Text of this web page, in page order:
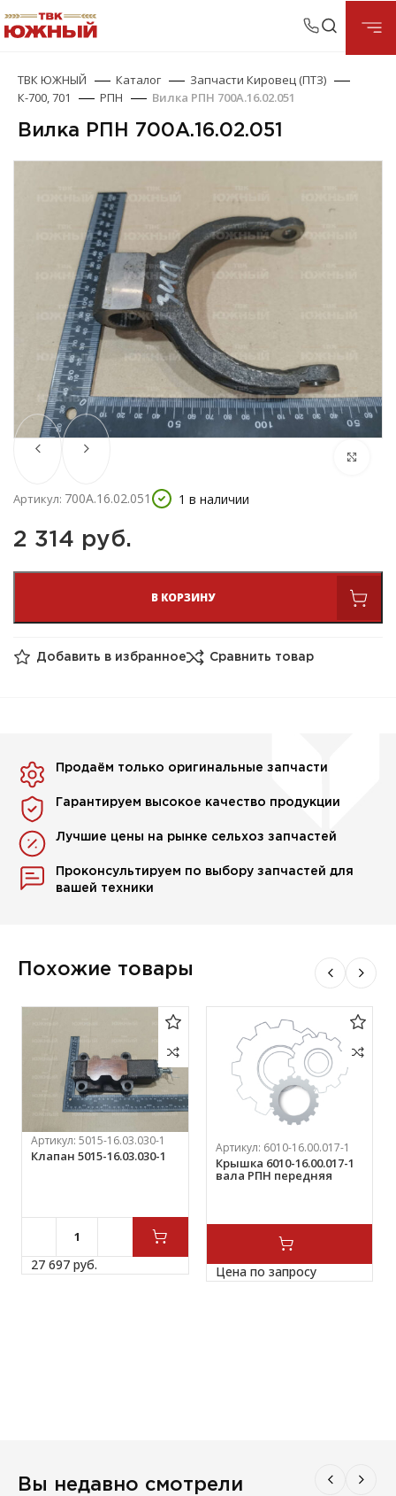
ТВК ЮЖНЫЙ Каталог
Запчасти Кировец (ПТЗ)
К-700, 701
РПН Вилка РПН 700А.16.02.051
Вилка РПН 700А.16.02.051
Артикул: 700А.16.02.051 1 в наличии
2 314 руб.
В КОРЗИНУ
Добавить в избранное Сравнить товар
Продаём только оригинальные запчасти
Гарантируем высокое качество продукции
Лучшие цены на рынке сельхоз запчастей
Проконсультируем по выбору запчастей для
вашей техники
Похожие товары
Артикул:5015-16.03.030-1
Клапан 5015-16.03.030-1
27 697 руб.
Артикул: 6010-16.00.017-1
Крышка 6010-16.00.017-1
вала РПН передняя
Цена по запросу
Вы недавно смотрели